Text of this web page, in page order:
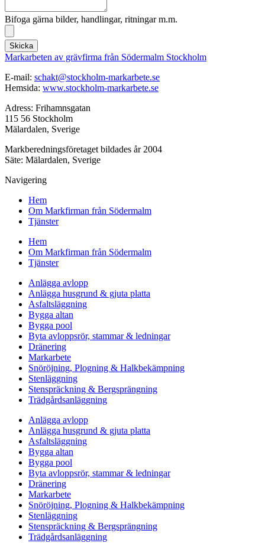
Bifoga gärna bilder, handlingar, ritningar m.m.
Skicka
Markarbeten av grävfirma från Södermalm Stockholm
E-mail: schakt@stockholm-markarbete.se
Hemsida: www.stockholm-markarbete.se
Adress: Frihamnsgatan
115 56 Stockholm
Mälardalen, Sverige
Markberedningsföretaget bildades år 2004
Säte: Mälardalen, Sverige
Navigering
Hem
Om Markfirman från Södermalm
Tjänster
Hem
Om Markfirman från Södermalm
Tjänster
Anlägga avlopp
Anlägga husgrund & gjuta platta
Asfaltsläggning
Bygga altan
Bygga pool
Byta avloppsrör, stammar & ledningar
Dränering
Markarbete
Snöröjning, Plogning & Halkbekämpning
Stenläggning
Stenspräckning & Bergsprängning
Trädgårdsanläggning
Anlägga avlopp
Anlägga husgrund & gjuta platta
Asfaltsläggning
Bygga altan
Bygga pool
Byta avloppsrör, stammar & ledningar
Dränering
Markarbete
Snöröjning, Plogning & Halkbekämpning
Stenläggning
Stenspräckning & Bergsprängning
Trädgårdsanläggning